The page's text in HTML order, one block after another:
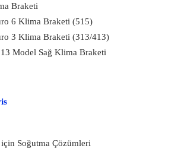
Braketi
6 Klima Braketi (515)
3 Klima Braketi (313/413)
Model Sağ Klima Braketi
Soğutma Çözümleri